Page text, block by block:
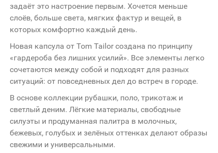
задаёт это настроение первым. Хочется меньше
слоёв, больше света, мягких фактур и вещей, в
которых комфортно каждый день.
Новая капсула от Tom Tailor создана по принципу
«гардероба без лишних усилий». Все элементы легко
сочетаются между собой и подходят для разных
ситуаций: от повседневных дел до встреч в городе.
В основе коллекции рубашки, поло, трикотаж и
светлый деним. Лёгкие материалы, свободные
силуэты и продуманная палитра в молочных,
бежевых, голубых и зелёных оттенках делают образы
свежими и универсальными.